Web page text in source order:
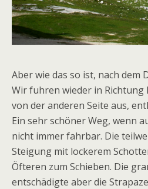
Aber wie das so ist, nach dem
Wir fuhren wieder in Richtung
von der anderen Seite aus,
Ein sehr schöner Weg, wenn
nicht immer fahrbar. Die
Steigung mit lockerem
Öfteren zum Schieben. Die
entschädigte aber die